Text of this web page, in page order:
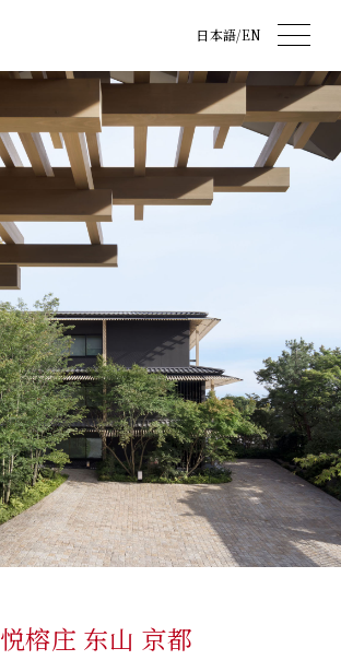
日本語/EN
悦榕庄 东山 京都